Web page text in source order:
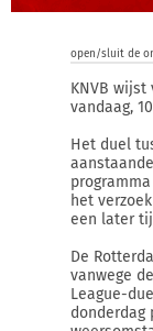
open/sluit de
KNVB
vandaag,
Het duel
het
een later
De
vanwege
League-
donderdag